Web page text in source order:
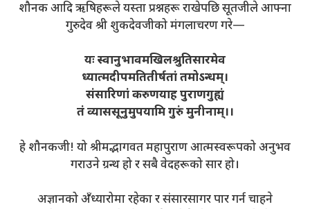
शौनक आदि ऋषिहरूले यस्ता प्रश्नहरू राखेपछि सूतजीले आफ्ना
गुरुदेव श्री शुकदेवजीको मंगलाचरण गरे—
यः स्वानुभावमखिलश्रुतिसारमेव
ध्यात्मदीपमतितीर्षतां तमोऽन्धम्।
संसारिणां करुणयाह पुराणगुह्यं
तं व्याससूनुमुपयामि गुरुं मुनीनाम्।।
हे शौनकजी! यो श्रीमद्भागवत महापुराण आत्मस्वरूपको अनुभव
गराउने ग्रन्थ हो र सबै वेदहरूको सार हो।
अज्ञानको अँध्यारोमा रहेका र संसारसागर पार गर्न चाहने